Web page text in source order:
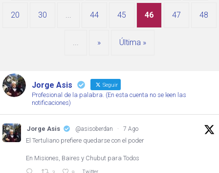
20 30 ... 44 45 46 47 48
... » Última »
Jorge Asis Seguir
Profesional de la palabra. (En esta cuenta no se leen las
notificaciones)
Jorge Asis @asisoberdan · 7 Ago
El Tertuliano prefiere quedarse con el poder
En Misiones, Baires y Chubut para Todos